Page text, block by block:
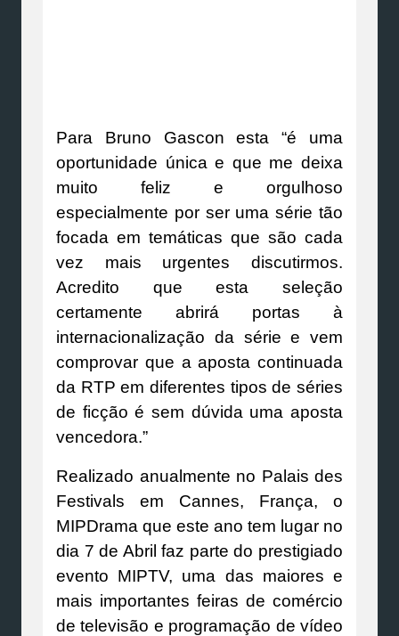
Para Bruno Gascon esta “é uma
oportunidade única e que me deixa
muito feliz e orgulhoso
especialmente por ser uma série tão
focada em temáticas que são cada
vez mais urgentes discutirmos.
Acredito que esta seleção
certamente abrirá portas à
internacionalização da série e vem
comprovar que a aposta continuada
da RTP em diferentes tipos de séries
de ficção é sem dúvida uma aposta
vencedora.”
Realizado anualmente no Palais des
Festivals em Cannes, França, o
MIPDrama que este ano tem lugar no
dia 7 de Abril faz parte do prestigiado
evento MIPTV, uma das maiores e
mais importantes feiras de comércio
de televisão e programação de vídeo